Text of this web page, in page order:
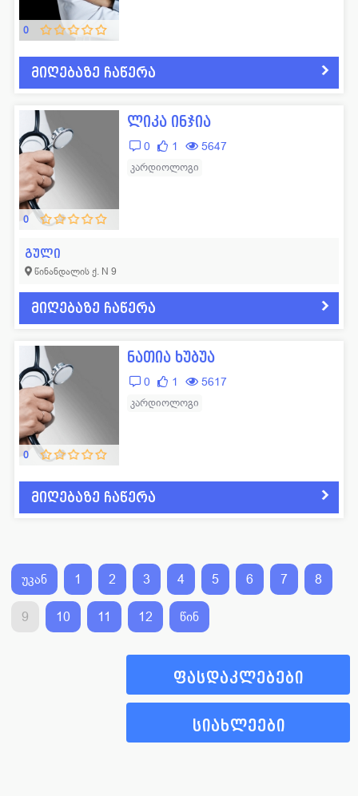
0
მიღებაზე ჩაწერა
0
ლიკა ინჯია
0 1 5647
კარდიოლოგი
გული
წინანდალის ქ. N 9
მიღებაზე ჩაწერა
0
ნათია ხუბუა
0 1 5617
კარდიოლოგი
მიღებაზე ჩაწერა
უკან 1 2 3 4 5 6 7 8
9 10 11 12 წინ
ფასდაკლებები
სიახლეები